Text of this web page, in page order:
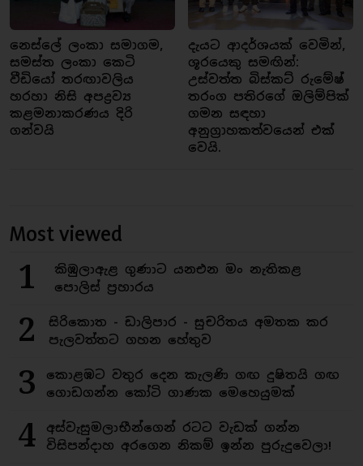
නෙස්ලේ ලංකා සමාගම,
සමස්ත ලංකා කෙටි
වීඩියෝ තරඟාවලිය
හරහා නිසි අපද්‍රව්‍ය
කළමනාකරණය දිරි
ගන්වයි
දැයට ආදර්ශයක් වෙමින්,
ශූරයෙකු සමඟින්:
උස්වත්ත බිස්කට් රුමේෂ්
තරංග පතිරගේ ඔලිම්පික්
ගමන සඳහා
අනුග්‍රාහකත්වයෙන් එක්
වෙයි.
Most viewed
1
කිඹුලාඇළ ගුණාට යනඑන මං නැතිකළ
පොලිස් ප්‍රහාරය
2
සිරිකොත - ඩාලිපාර - සුචරිතය අමතක කර
පැලවත්තට ගහන හේතුව
3
කොළඹට වතුර දෙන කැලණි ගඟ දුෂිතයි ගඟ
ගොඩගන්න කෝටි ගාණක මෙහෙයුමක්
4
අස්වැසුමලාභීන්ගෙන් රටට වැඩක් ගන්න
විසිපන්දාහ අරගෙන නිකම් ඉන්න පුරුදුවෙලා!